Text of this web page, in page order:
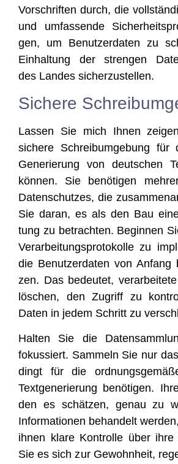
Vor­schrif­ten durch, die
und umfas­sen­de
gen, um Benut­zer­da­ten zu
Ein­hal­tung der stren­gen
des Lan­des sicherzustellen.
Sichere
Las­sen Sie mich Ihnen
siche­re Schrei­b­um­ge­bung für
Gene­rie­rung von deut­schen
kön­nen. Sie benö­ti­gen
Daten­schut­zes, die
Sie dar­an, es als den Bau
tung zu betrach­ten. Begin­nen
Ver­ar­bei­tungs­pro­to­kol­le zu
die Benut­zer­da­ten von
zen. Das bedeu­tet,
löschen, den Zugriff zu
Daten in jedem Schritt zu
Hal­ten Sie die
fokus­siert. Sam­meln Sie nur
dingt für die
Text­ge­ne­rie­rung benö­ti­gen.
den es schät­zen, genau zu
Infor­ma­tio­nen behan­delt
ihnen kla­re Kon­trol­le über ihre
Sie es sich zur Gewohn­heit,